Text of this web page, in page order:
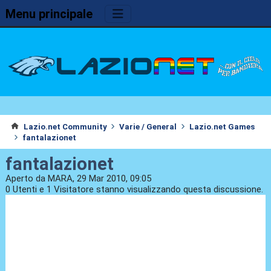
Menu principale
Lazio.net Community Varie / General
Lazio.net Games
fantalazionet
fantalazionet
Aperto da MARA, 29 Mar 2010, 09:05
0 Utenti e 1 Visitatore stanno visualizzando questa discussione.